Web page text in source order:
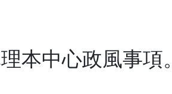
本中心政風事項